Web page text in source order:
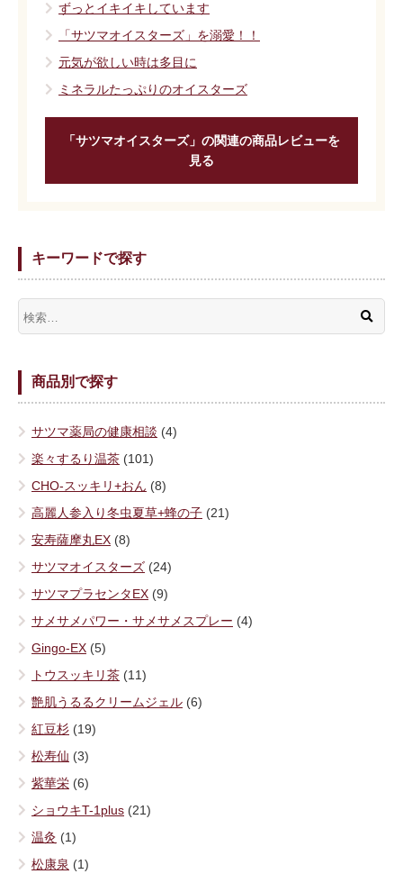
ずっとイキイキしています
「サツマオイスターズ」を溺愛！！
元気が欲しい時は多目に
ミネラルたっぷりのオイスターズ
「サツマオイスターズ」の関連の商品レビューを
見る
キーワードで探す
商品別で探す
サツマ薬局の健康相談 (4)
楽々するり温茶 (101)
CHO-スッキリ+おん (8)
高麗人参入り冬虫夏草+蜂の子 (21)
安寿薩摩丸EX (8)
サツマオイスターズ (24)
サツマプラセンタEX (9)
サメサメパワー・サメサメスプレー (4)
Gingo-EX (5)
トウスッキリ茶 (11)
艶肌うるるクリームジェル (6)
紅豆杉 (19)
松寿仙 (3)
紫華栄 (6)
ショウキT-1plus (21)
温灸 (1)
松康泉 (1)